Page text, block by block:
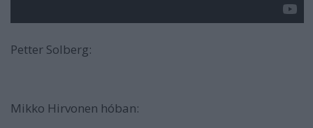
Petter Solberg:
Mikko Hirvonen hóban: